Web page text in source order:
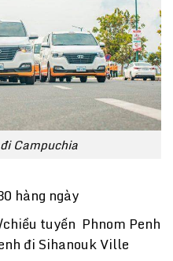
Campuchia
hàng ngày
tuyến Phnom Penh
đi Sihanouk Ville